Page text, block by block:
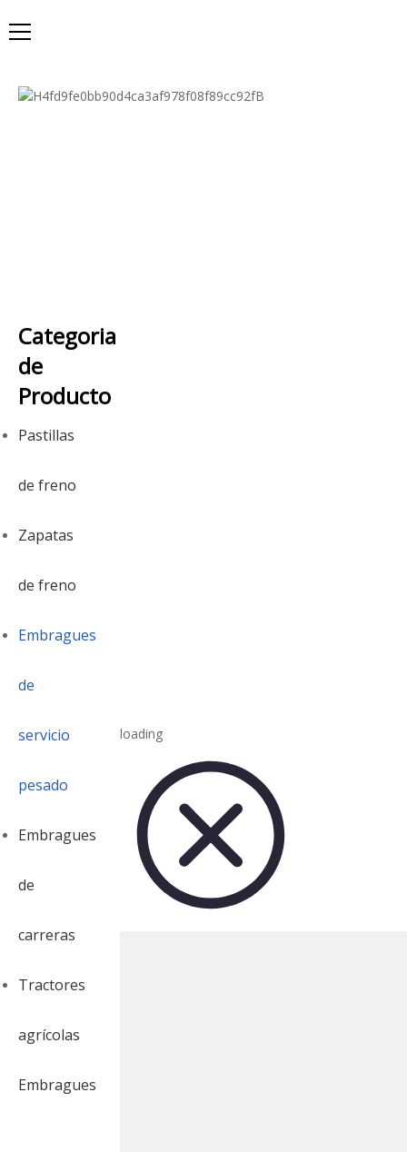
Categoria
de
Producto
Pastillas
de freno
Zapatas
de freno
Embragues
de
servicio
pesado
Embragues
de
carreras
Tractores
agrícolas
Embragues
loading